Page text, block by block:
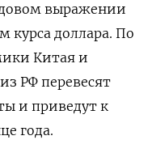
выражении
курса доллара. По
Китая и
РФ перевесят
и приведут к
года.